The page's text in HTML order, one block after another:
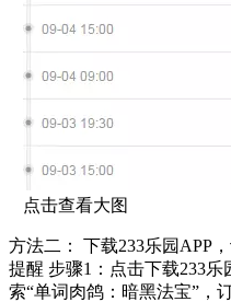
点击查看大图
方法二： 下载233乐园APP
提醒 步骤1：点击下载233乐
索“单词肉鸽：暗黑法宝”，